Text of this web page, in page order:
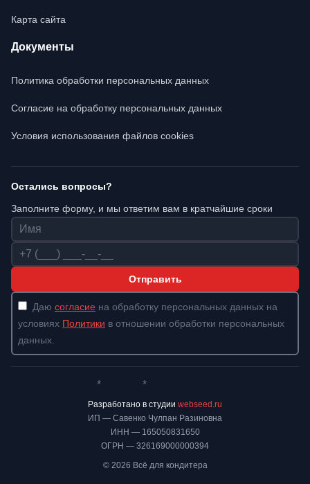
Карта сайта
Документы
Политика обработки персональных данных
Согласие на обработку персональных данных
Условия использования файлов cookies
Остались вопросы?
Заполните форму, и мы ответим вам в кратчайшие сроки
Имя
Телефон
Отправить
Даю согласие на обработку персональных данных на
условиях Политики в отношении обработки персональных
данных.
ИП — Савенко Чулпан Разиновна
ИНН — 165050831650
ОГРН — 326169000000394
© 2026 Всё для кондитера
* *
Разработано в студии webseed.ru